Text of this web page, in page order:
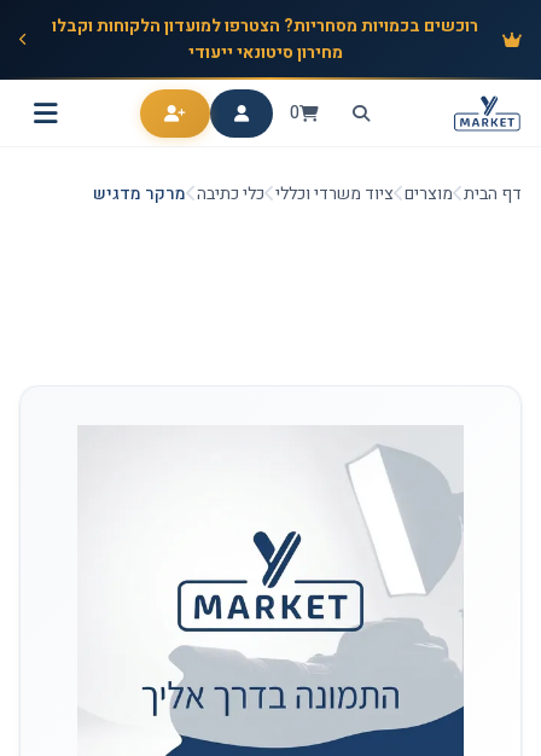
רוכשים בכמויות מסחריות? הצטרפו למועדון הלקוחות וקבלו
מחירון סיטונאי ייעודי
0
דף הבית מוצרים ציוד משרדי וכללי כלי כתיבה מרקר מדגיש